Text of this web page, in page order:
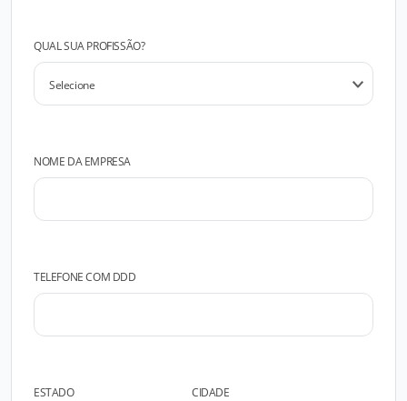
QUAL SUA PROFISSÃO?
NOME DA EMPRESA
TELEFONE COM DDD
ESTADO CIDADE